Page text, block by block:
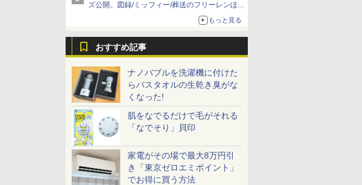
ズ公開。図録/ミッフィー/葬送のフリーレンほ
もっと見る
おすすめ記事
ナノバブルを洗濯機に付けた
らバスタオルの生乾き臭がな
くなった!
肌をなでるだけで毛がそれる
「なでそり」貝印
家電がその場で最大8万円引
き「東京ゼロエミポイント」
でお得に買う方法